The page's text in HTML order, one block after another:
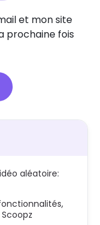
et mon site
prochaine fois
aléatoire: